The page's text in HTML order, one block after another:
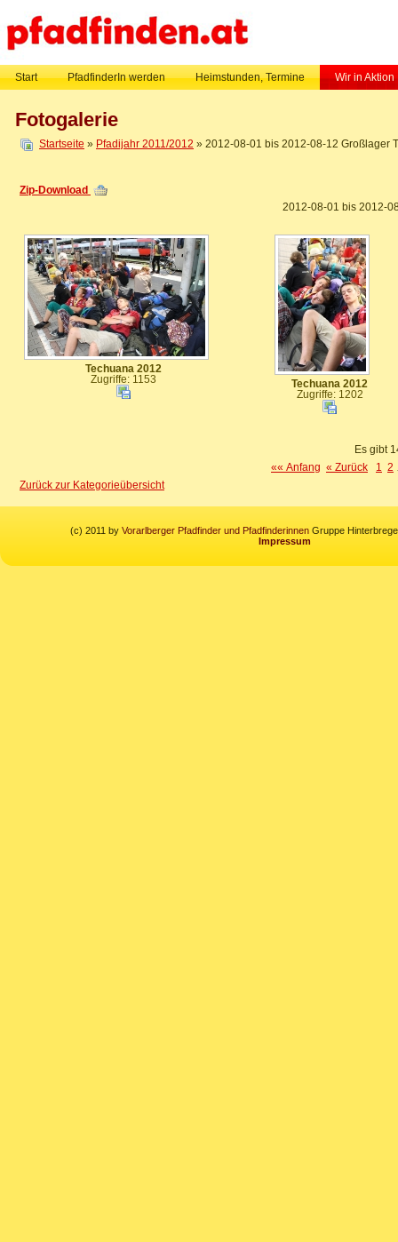
Start PfadfinderIn werden Heimstunden, Termine Wir in Aktion
Fotogalerie
Startseite » Pfadijahr 2011/2012 » 2012-08-01 bis 2012-08-12 Großlager
Zip-Download
2012-08-01 bis 2012-
Techuana 2012
Zugriffe: 1153
Techuana 2012
Zugriffe: 1202
Es gibt
«« Anfang « Zurück 1 2
Zurück zur Kategorieübersicht
(c) 2011 by Vorarlberger Pfadfinder und PfadfinderinnenGruppe
Impressum